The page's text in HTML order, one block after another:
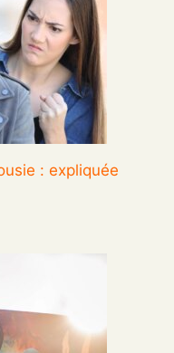
: expliquée